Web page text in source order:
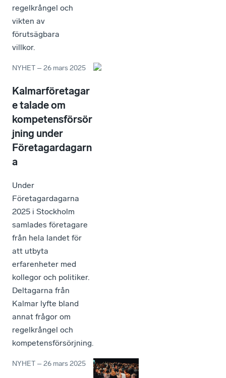
regelkrångel och
vikten av
förutsägbara
villkor.
NYHET –26 mars 2025
Kalmarföretagar
e talade om
kompetensförsör
jning under
Företagardagarn
a
Under
Företagardagarna
2025 i Stockholm
samlades företagare
från hela landet för
att utbyta
erfarenheter med
kollegor och politiker.
Deltagarna från
Kalmar lyfte bland
annat frågor om
regelkrångel och
kompetensförsörjning.
NYHET –26 mars 2025